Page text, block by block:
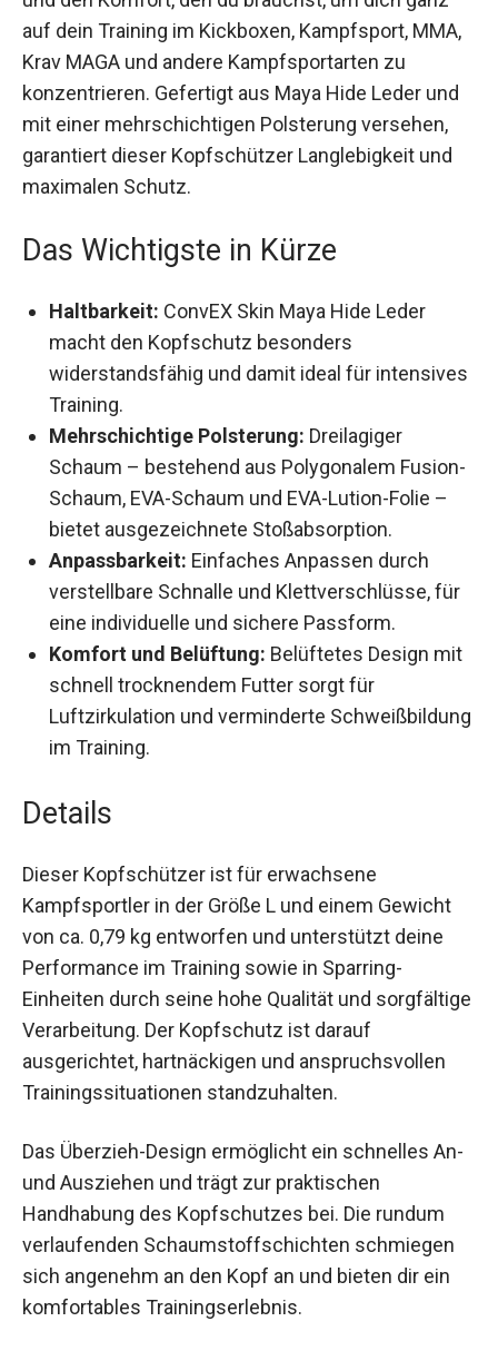
dich ganz auf dein Training im Kickboxen,
Kampfsport, MMA, Krav MAGA und andere
Kampfsportarten zu konzentrieren. Gefertigt aus
Maya Hide Leder und mit einer mehrschichtigen
Polsterung versehen, garantiert dieser
Kopfschützer Langlebigkeit und maximalen
Schutz.
Das Wichtigste in Kürze
Haltbarkeit: ConvEX Skin Maya Hide Leder
macht den Kopfschutz besonders
widerstandsfähig und damit ideal für
intensives Training.
Mehrschichtige Polsterung: Dreilagiger
Schaum – bestehend aus Polygonalem
Fusion-Schaum, EVA-Schaum und EVA-Lution-
Folie – bietet ausgezeichnete Stoßabsorption.
Anpassbarkeit: Einfaches Anpassen durch
verstellbare Schnalle und Klettverschlüsse,
für eine individuelle und sichere Passform.
Komfort und Belüftung: Belüftetes Design
mit schnell trocknendem Futter sorgt für
Luftzirkulation und verminderte
Schweißbildung im Training.
Details
Dieser Kopfschützer ist für erwachsene
Kampfsportler in der Größe L und einem Gewicht
von ca. 0,79 kg entworfen und unterstützt deine
Performance im Training sowie in Sparring-
Einheiten durch seine hohe Qualität und
sorgfältige Verarbeitung. Der Kopfschutz ist
darauf ausgerichtet, hartnäckigen und
anspruchsvollen Trainingssituationen
standzuhalten.
Das Überzieh-Design ermöglicht ein schnelles
An- und Ausziehen und trägt zur praktischen
Handhabung des Kopfschutzes bei. Die rundum
verlaufenden Schaumstoffschichten schmiegen
sich angenehm an den Kopf an und bieten dir ein